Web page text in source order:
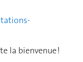
la bienvenue !